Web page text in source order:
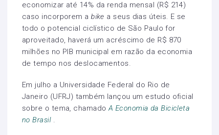
economizar até 14% da renda mensal (R$ 214)
caso incorporem abike a seus dias úteis. E se
todo o potencial ciclístico de São Paulo for
aproveitado, haverá um acréscimo de R$ 870
milhões no PIB municipal em razão da economia
de tempo nos deslocamentos.
Em julho a Universidade Federal do Rio de
Janeiro (UFRJ) também lançou um estudo oficial
sobre o tema, chamadoA Economia da Bicicleta
no Brasil .